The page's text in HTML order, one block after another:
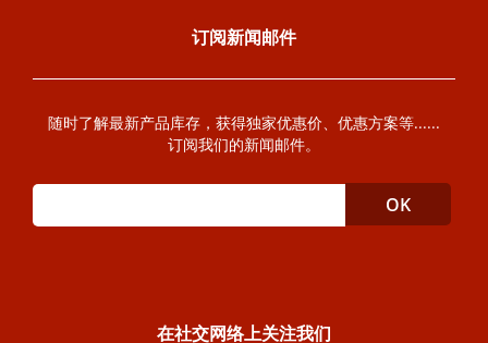
订阅新闻邮件
随时了解最新产品库存，获得独家优惠价、优惠方案等......
订阅我们的新闻邮件。
在社交网络上关注我们